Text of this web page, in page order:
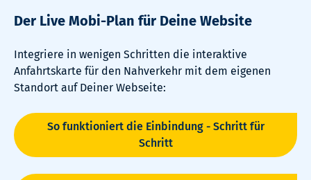
Der Live Mobi-Plan für Deine Website
Integriere in wenigen Schritten die interaktive
Anfahrtskarte für den Nahverkehr mit dem eigenen
Standort auf Deiner Webseite:
So funktioniert die Einbindung - Schritt für
Schritt